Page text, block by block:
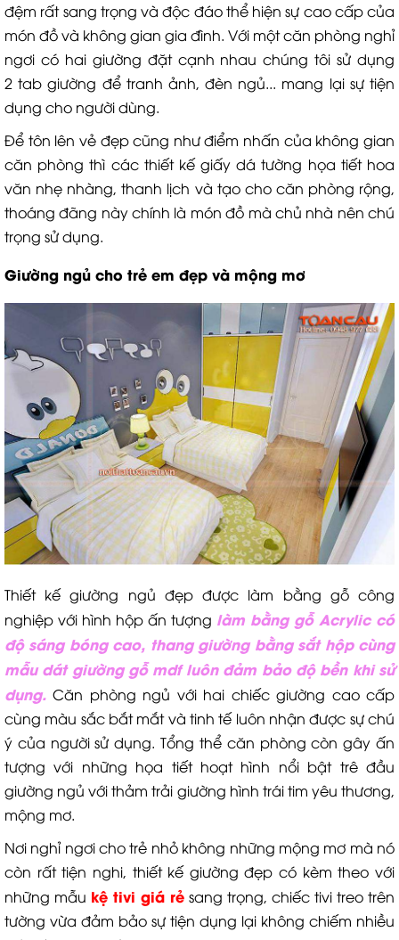
đệm rất sang trọng và độc đáo thể hiện sự cao cấp của
món đồ và không gian gia đình. Với một căn phòng nghỉ
ngơi có hai giường đặt cạnh nhau chúng tôi sử dụng
2 tab giường để tranh ảnh, đèn ngủ... mang lại sự tiện
dụng cho người dùng.
Để tôn lên vẻ đẹp cũng như điểm nhấn của không gian
căn phòng thì các thiết kế giấy dá tường họa tiết hoa
văn nhẹ nhàng, thanh lịch và tạo cho căn phòng rộng,
thoáng đãng này chính là món đồ mà chủ nhà nên chú
trọng sử dụng.
Giường ngủ cho trẻ em đẹp và mộng mơ
Thiết kế giường ngủ đẹp được làm bằng gỗ công
nghiệp với hình hộp ấn tượng làm bằng gỗ Acrylic có
độ sáng bóng cao, thang giường bằng sắt hộp cùng
mẫu dát giường gỗ mdf luôn đảm bảo độ bền khi sử
dụng. Căn phòng ngủ với hai chiếc giường cao cấp
cùng màu sắc bắt mắt và tinh tế luôn nhận được sự chú
ý của người sử dụng. Tổng thể căn phòng còn gây ấn
tượng với những họa tiết hoạt hình nổi bật trê đầu
giường ngủ với thảm trải giường hình trái tim yêu thương,
mộng mơ.
Nơi nghỉ ngơi cho trẻ nhỏ không những mộng mơ mà nó
còn rất tiện nghi, thiết kế giường đẹp có kèm theo với
những mẫu kệ tivi giá rẻ sang trọng, chiếc tivi treo trên
tường vừa đảm bảo sự tiện dụng lại không chiếm nhiều